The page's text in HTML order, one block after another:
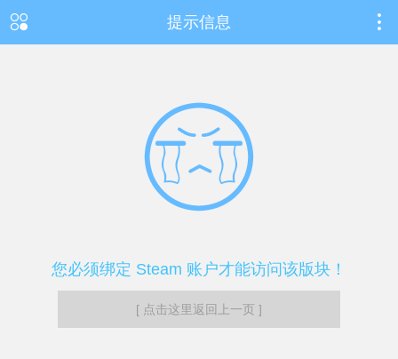
提示信息
您必须绑定 Steam 账户才能访问该版块！
[ 点击这里返回上一页 ]